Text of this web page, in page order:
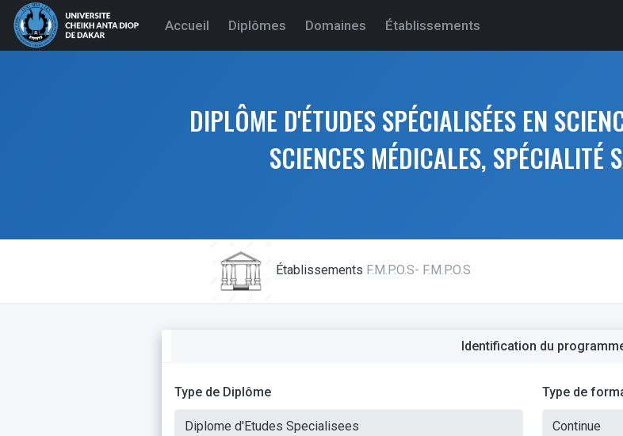
Accueil
(current) Diplômes Domaines Établissements
DIPLÔME D'ÉTUDES SPÉCIALISÉES EN
SCIENCES MÉDICALES, SPÉCIALITÉ
Établissements F.M.P.O.S- F.M.P.O.S
Identification du
Type de Diplôme Type de